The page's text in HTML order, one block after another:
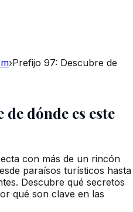
›Prefijo 97: Descubre de
dónde es este
con más de un rincón
paraísos turísticos hasta
Descubre qué secretos
qué son clave en las